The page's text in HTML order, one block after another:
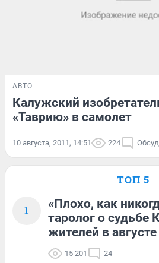
АВТО
Калужский
«Таврию» в самолет
10 августа, 2011, 14:51 224
ТОП 5
1
«Плохо, как
таролог о судьбе
жителей в августе
15 201 24